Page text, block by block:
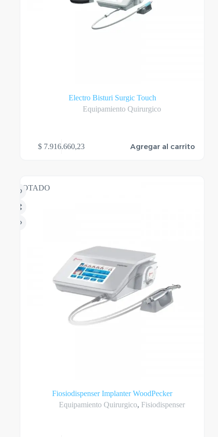
Electro Bisturi Surgic Touch
Equipamiento Quirurgico
$ 7.916.660,23 Agregar al carrito
AGOTADO
Fiosiodispenser Implanter WoodPecker
Equipamiento Quirurgico, Fisiodispenser